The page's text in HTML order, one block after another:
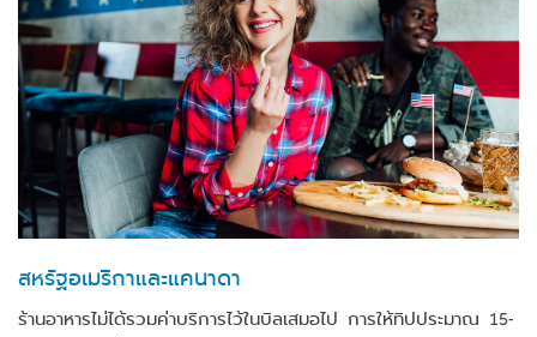
สหรัฐอเมริกาและแคนาดา
ร้านอาหารไม่ได้รวมค่าบริการไว้ในบิลเสมอไป การให้ทิปประมาณ 15-